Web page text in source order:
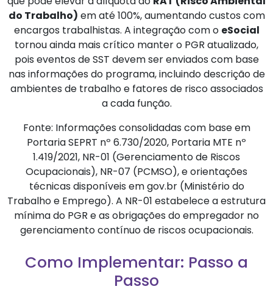
do Trabalho) em até 100%, aumentando custos com
encargos trabalhistas. A integração com o eSocial
tornou ainda mais crítico manter o PGR atualizado,
pois eventos de SST devem ser enviados com base
nas informações do programa, incluindo descrição de
ambientes de trabalho e fatores de risco associados
a cada função.
Fonte: Informações consolidadas com base em
Portaria SEPRT nº 6.730/2020, Portaria MTE nº
1.419/2021, NR-01 (Gerenciamento de Riscos
Ocupacionais), NR-07 (PCMSO), e orientações
técnicas disponíveis em gov.br (Ministério do
Trabalho e Emprego). A NR-01 estabelece a estrutura
mínima do PGR e as obrigações do empregador no
gerenciamento contínuo de riscos ocupacionais.
Como Implementar: Passo a
Passo